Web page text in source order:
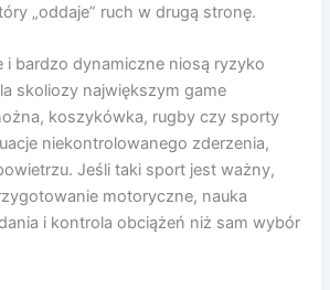
„oddaje” ruch w drugą stronę.
i bardzo dynamiczne niosą ryzyko
skoliozy największym game
koszykówka, rugby czy sporty
niekontrolowanego zderzenia,
Jeśli taki sport jest ważny,
motoryczne, nauka
i kontrola obciążeń niż sam wybór